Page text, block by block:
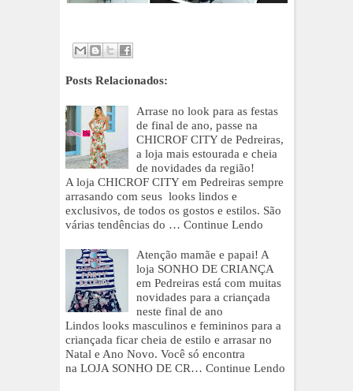
Posts Relacionados:
Arrase no look para as festas
de final de ano, passe na
CHICROF CITY de Pedreiras,
a loja mais estourada e cheia
de novidades da região!
A loja CHICROF CITY em Pedreiras sempre
arrasando com seus looks lindos e
exclusivos, de todos os gostos e estilos. São
várias tendências do … Continue Lendo
Atenção mamãe e papai! A
loja SONHO DE CRIANÇA
em Pedreiras está com muitas
novidades para a criançada
neste final de ano
Lindos looks masculinos e femininos para a
criançada ficar cheia de estilo e arrasar no
Natal e Ano Novo. Você só encontra
na LOJA SONHO DE CR… Continue Lendo